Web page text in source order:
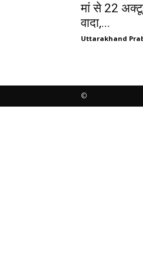
मां से 22
वादा,...
Uttarakhand
©